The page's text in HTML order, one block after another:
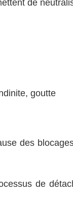
de
goutte
des
de